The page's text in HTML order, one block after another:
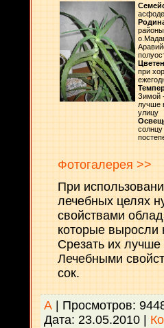
при
Зимой
лучше
улицу
солнцу
Фотогалерея >>
При
лечебных целях
свойствами
которые выросли
Срезать их
Лечебными
сок.
А | Просмотров:
Дата: 23.05.2010